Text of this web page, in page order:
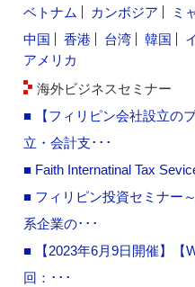
ベトナム
カンボジア ミ
中国
香港 台湾 韓国
アメリカ
海外ビジネスセミナー
■ 【フィリピン会社設立の
立・会計支･･･
■ Faith Internatinal Tax
■ フィリピン投資セミナー
系企業の･･･
■ 【2023年6月9日開催】【
回：･･･